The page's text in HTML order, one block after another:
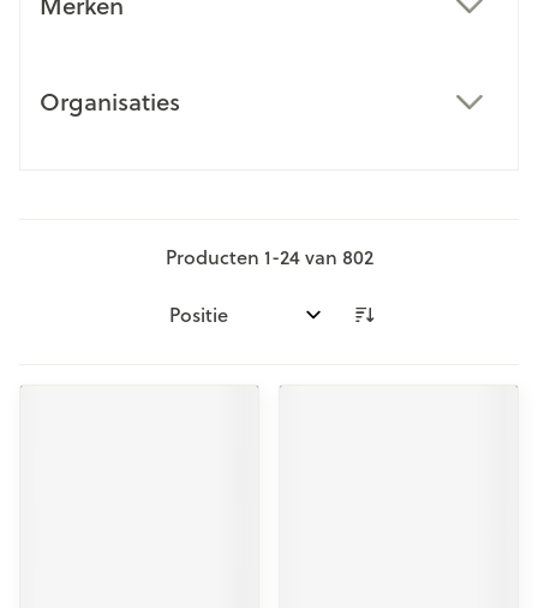
Organisaties
Producten 1-24van 802
Sorteer op: